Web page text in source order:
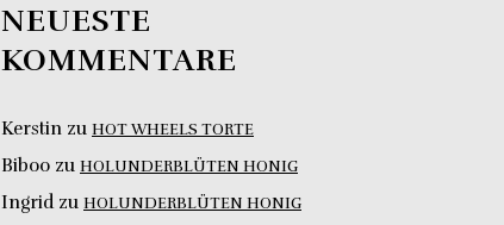
NEUESTE
KOMMENTARE
Kerstin zu HOT WHEELS TORTE
Biboo zu HOLUNDERBLÜTEN HONIG
Ingridzu HOLUNDERBLÜTEN HONIG